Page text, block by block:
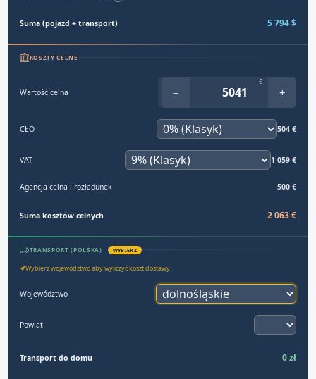
Suma (pojazd + transport) 5 794 $
KOSZTY CELNE
Wartość celna −
€
+
CŁO 504 €
VAT 1 059 €
Agencja celna i rozładunek 500 €
Suma kosztów celnych 2 063 €
TRANSPORT (POLSKA) WYBIERZ
Wybierz województwo aby wyliczyć koszt dostawy
Województwo
Powiat
Transport do domu 0 zł